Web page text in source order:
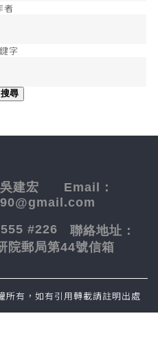
者
字
搜尋
吳建宏 Email：
#226 聯絡地址：
院郵局第44號信箱
有，如有引用轉載請註明出處